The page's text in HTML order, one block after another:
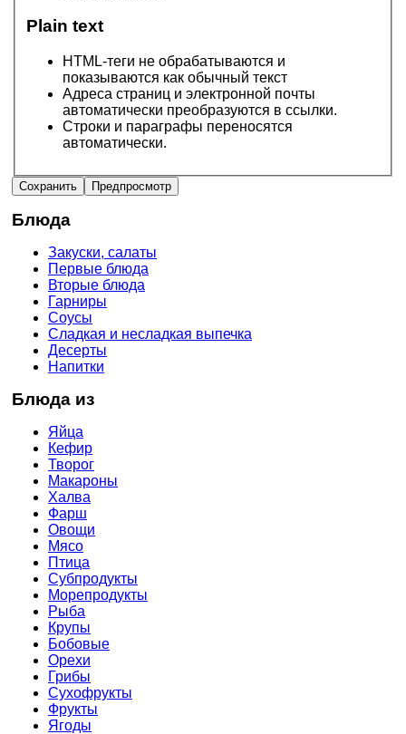
Plain text
HTML-теги не обрабатываются и
показываются как обычный текст
Адреса страниц и электронной почты
автоматически преобразуются в ссылки.
Строки и параграфы переносятся
автоматически.
Блюда
Закуски, салаты
Первые блюда
Вторые блюда
Гарниры
Соусы
Сладкая и несладкая выпечка
Десерты
Напитки
Блюда из
Яйца
Кефир
Творог
Макароны
Халва
Фарш
Овощи
Мясо
Птица
Субпродукты
Морепродукты
Рыба
Крупы
Бобовые
Орехи
Грибы
Сухофрукты
Фрукты
Ягоды